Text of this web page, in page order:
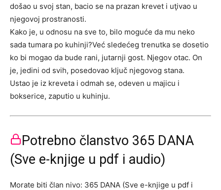
došao u svoj stan, bacio se na prazan krevet i uţivao u
njegovoj prostranosti.
Kako je, u odnosu na sve to, bilo moguće da mu neko
sada tumara po kuhinji?Već sledećeg trenutka se dosetio
ko bi mogao da bude rani, jutarnji gost. Njegov otac. On
je, jedini od svih, posedovao ključ njegovog stana.
Ustao je iz kreveta i odmah se, odeven u majicu i
bokserice, zaputio u kuhinju.
Potrebno članstvo 365 DANA
(Sve e-knjige u pdf i audio)
Morate biti član nivo: 365 DANA (Sve e-knjige u pdf i